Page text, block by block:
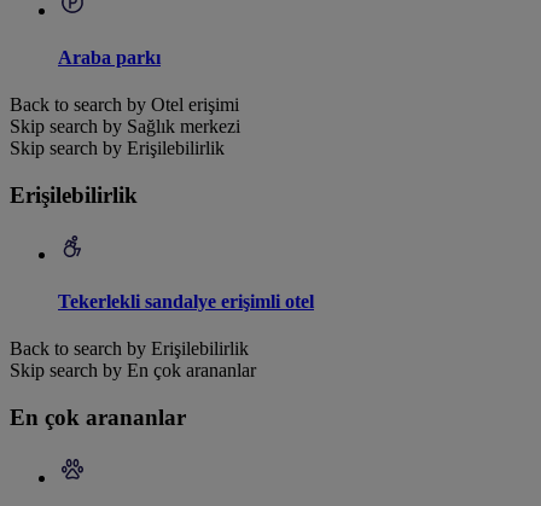
Araba parkı
Back to search by Otel erişimi
Skip search by Sağlık merkezi
Skip search by Erişilebilirlik
Erişilebilirlik
Tekerlekli sandalye erişimli otel
Back to search by Erişilebilirlik
Skip search by En çok arananlar
En çok arananlar